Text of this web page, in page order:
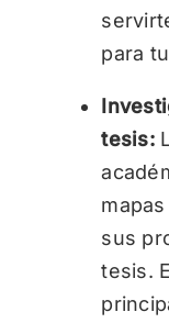
para
tesis:
sus
tesis.